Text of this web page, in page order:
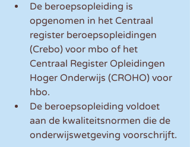
De beroepsopleiding is
opgenomen in het Centraal
register beroepsopleidingen
(Crebo) voor mbo of het
Centraal Register Opleidingen
Hoger Onderwijs (CROHO) voor
hbo.
De beroepsopleiding voldoet
aan de kwaliteitsnormen die de
onderwijswetgeving voorschrijft.